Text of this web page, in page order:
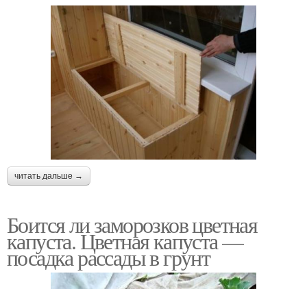
читать дальше →
Боится ли заморозков цветная
капуста. Цветная капуста —
посадка рассады в грунт